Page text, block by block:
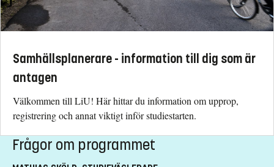
Samhällsplanerare - information till dig som är
antagen
Välkommen till LiU! Här hittar du information om upprop,
registrering och annat viktigt inför studiestarten.
Frågor om programmet